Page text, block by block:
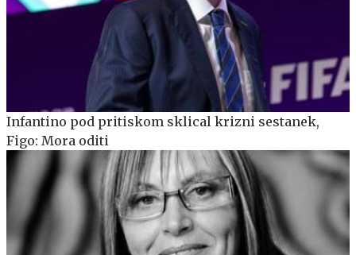
Infantino pod pritiskom sklical krizni sestanek,
Figo: Mora oditi